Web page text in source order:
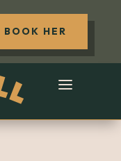
BOOK HER